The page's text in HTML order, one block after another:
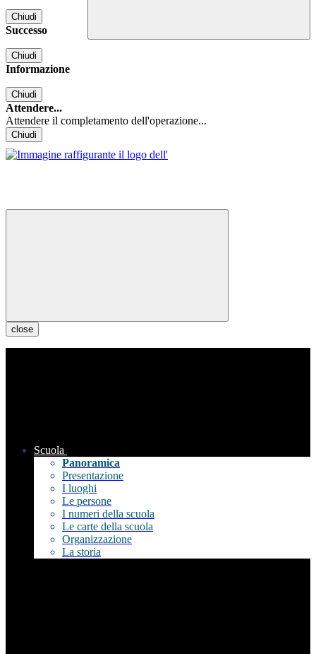
Chiudi
Successo
Chiudi
Informazione
Chiudi
Attendere...
Attendere il completamento dell'operazione...
Chiudi
close
Scuola
Panoramica
Presentazione
I luoghi
Le persone
I numeri della scuola
Le carte della scuola
Organizzazione
La storia